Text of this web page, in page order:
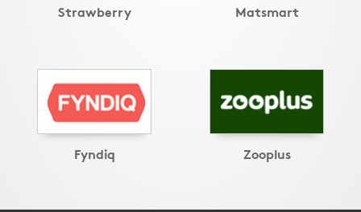
Strawberry Matsmart
Fyndiq Zooplus